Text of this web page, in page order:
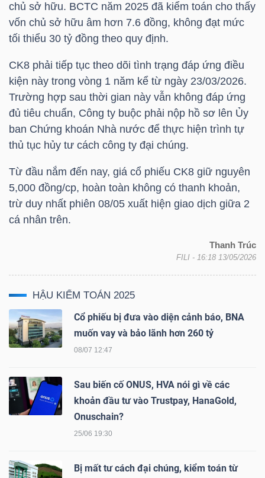
chủ sở hữu. BCTC năm 2025 đã kiểm toán cho thấy
vốn chủ sở hữu âm hơn 7.6 đồng, không đạt mức
tối thiểu 30 tỷ đồng theo quy định.
CK8 phải tiếp tục theo dõi tình trạng đáp ứng điều
kiện này trong vòng 1 năm kể từ ngày 23/03/2026.
Trường hợp sau thời gian này vẫn không đáp ứng
đủ tiêu chuẩn, Công ty buộc phải nộp hồ sơ lên Ủy
ban Chứng khoán Nhà nước để thực hiện trình tự
thủ tục hủy tư cách công ty đại chúng.
Từ đầu nắm đến nay, giá cổ phiếu CK8 giữ nguyên
5,000 đồng/cp, hoàn toàn không có thanh khoản,
trừ duy nhất phiên 08/05 xuất hiện giao dịch giữa 2
cá nhân trên.
Thanh Trúc
FILI - 16:18 13/05/2026
HẬU KIỂM TOÁN 2025
Cổ phiếu bị đưa vào diện cảnh báo, BNA
muốn vay và bảo lãnh hơn 260 tỷ
08/07 12:47
Sau biến cố ONUS, HVA nói gì về các
khoản đầu tư vào Trustpay, HanaGold,
Onuschain?
25/06 19:30
Bị mất tư cách đại chúng, kiểm toán từ
TÀI
CÁ
NHÂN
VIETSTOCKFINANCE
NGÀNH
NGHIỆP